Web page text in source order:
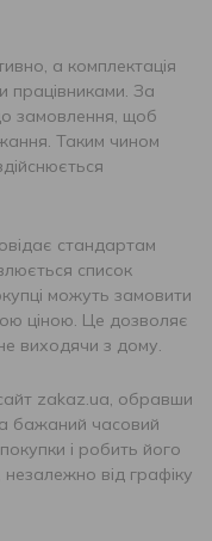
а комплектація
працівниками. За
замовлення, щоб
Таким чином
стандартам
список
можуть замовити
ціною. Це дозволяє
виходячи з дому.
zakaz.ua, обравши
бажаний часовий
і робить його
від графіку